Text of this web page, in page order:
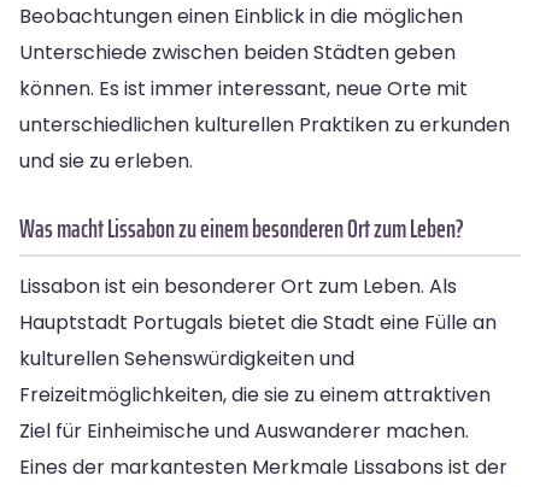
Beobachtungen einen Einblick in die möglichen
Unterschiede zwischen beiden Städten geben
können. Es ist immer interessant, neue Orte mit
unterschiedlichen kulturellen Praktiken zu erkunden
und sie zu erleben.
Was macht Lissabon zu einem besonderen Ort zum Leben?
Lissabon ist ein besonderer Ort zum Leben. Als
Hauptstadt Portugals bietet die Stadt eine Fülle an
kulturellen Sehenswürdigkeiten und
Freizeitmöglichkeiten, die sie zu einem attraktiven
Ziel für Einheimische und Auswanderer machen.
Eines der markantesten Merkmale Lissabons ist der